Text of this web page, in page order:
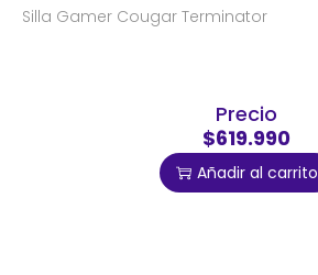
Silla Gamer Cougar Terminator
Precio
$619.990
Añadir al carrito